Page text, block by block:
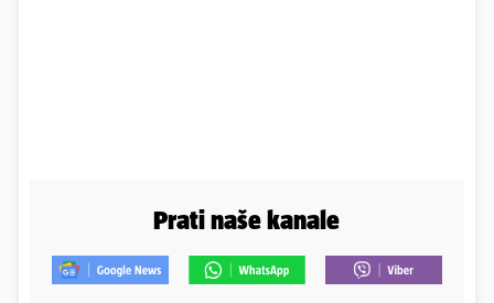
Prati naše kanale